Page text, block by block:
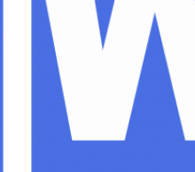
Pilihan
dapat
diambil
di
halaman